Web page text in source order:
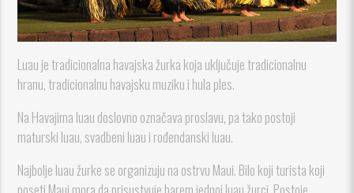
Luau je tradicionalna havajska žurka koja uključuje tradicionalnu
hranu, tradicionalnu havajsku muziku i hula ples.
Na Havajima luau doslovno označava proslavu, pa tako postoji
maturski luau, svadbeni luau i rođendanski luau.
Najbolje luau žurke se organizuju na ostrvu Maui. Bilo koji turista koji